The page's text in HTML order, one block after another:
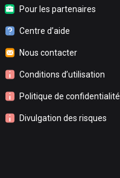
Pour les partenaires
Centre d’aide
Nous contacter
Conditions d’utilisation
Politique de confidentialité
Divulgation des risques